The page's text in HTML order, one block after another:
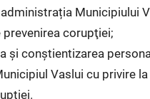
Municipiului
corupţiei;
şi conştientizarea
Vaslui cu privire la